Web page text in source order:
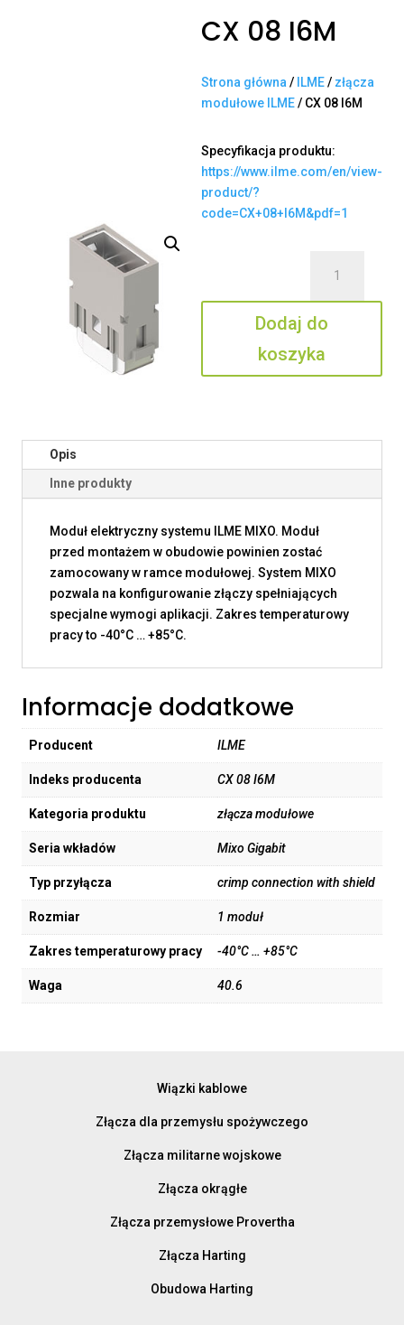
CX 08 I6M
Strona główna / ILME/ złącza
modułowe ILME/ CX 08 I6M
Specyfikacja produktu:
https://www.ilme.com/en/view-
product/?
code=CX+08+I6M&pdf=1
08
I6M
Dodaj do
koszyka
Opis
Inne produkty
Moduł elektryczny systemu ILME MIXO. Moduł
przed montażem w obudowie powinien zostać
zamocowany w ramce modułowej. System MIXO
pozwala na konfigurowanie złączy spełniających
specjalne wymogi aplikacji. Zakres temperaturowy
pracy to -40°C … +85°C.
Informacje dodatkowe
Producent ILME
Indeks producenta CX 08 I6M
Kategoria produktu złącza modułowe
Seria wkładów Mixo Gigabit
Typ przyłącza crimp connection with shield
Rozmiar 1 moduł
Zakres temperaturowy pracy -40°C … +85°C
Waga 40.6
Wiązki kablowe
Złącza dla przemysłu spożywczego
Złącza militarne wojskowe
Złącza okrągłe
Złącza przemysłowe Provertha
Złącza Harting
Obudowa Harting